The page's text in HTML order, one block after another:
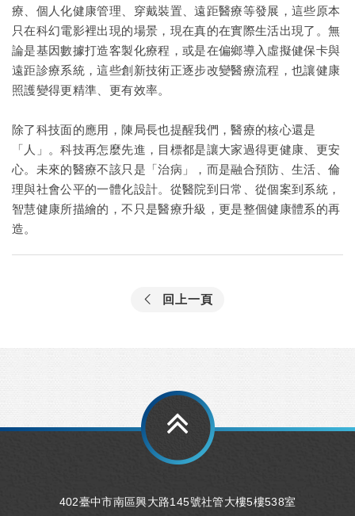
療、個人化健康管理、穿戴裝置、遠距醫療等發展，這些原本
只在科幻電影裡出現的場景，現在真的在實際生活出現了。無
論是基因數據打造客製化療程，或是在偏鄉導入虛擬健保卡與
遠距診療系統，這些創新技術正逐步改變醫療流程，也讓健康
照護變得更精準、更有效率。
除了科技面的應用，陳局長也提醒我們，醫療的核心還是
「人」。科技再怎麼先進，目標都是讓大家過得更健康、更安
心。未來的醫療不該只是「治病」，而是融合預防、生活、倫
理與社會公平的一體化設計。從醫院到日常、從個案到系統，
智慧健康所描繪的，不只是醫療升級，更是整個健康體系的再
造。
回上一頁
402臺中市南區興大路145號社管大樓5樓538室